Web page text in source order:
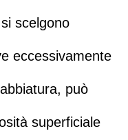
scelgono
eccessivamente
può
superficiale